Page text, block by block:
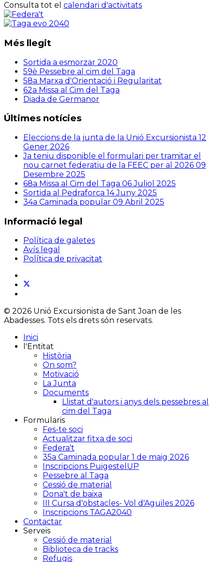
Consulta tot el calendari d'activitats
Més llegit
Sortida a esmorzar 2020
59è Pessebre al cim del Taga
58a Marxa d'Orientació i Regularitat
62a Missa al Cim del Taga
Diada de Germanor
Últimes notícies
Eleccions de la junta de la Unió Excursionista 12
Gener 2026
Ja teniu disponible el formulari per tramitar el
nou carnet federatiu de la FEEC per al 2026 09
Desembre 2025
68a Missa al Cim del Taga 06 Juliol 2025
Sortida al Pedraforca 14 Juny 2025
34a Caminada popular 09 Abril 2025
Informació legal
Política de galetes
Avís legal
Política de privacitat
© 2026 Unió Excursionista de Sant Joan de les
Abadesses. Tots els drets són reservats.
Inici
l'Entitat
Història
On som?
Motivació
La Junta
Documents
Llistat d'autors i anys dels pessebres al
cim del Taga
Formularis
Fes-te soci
Actualitzar fitxa de soci
Federa't
35a Caminada popular 1 de maig 2026
Inscripcions PuigestelUP
Pessebre al Taga
Cessió de material
Dona't de baixa
III Cursa d'obstacles- Vol d'Aguiles 2026
Inscripcions TAGA2040
Contactar
Serveis
Cessió de material
Biblioteca de tracks
Refugis